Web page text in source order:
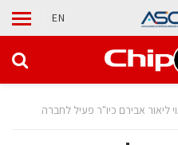
EN
ליאור אבירם כיו"ר פעיל לחברה